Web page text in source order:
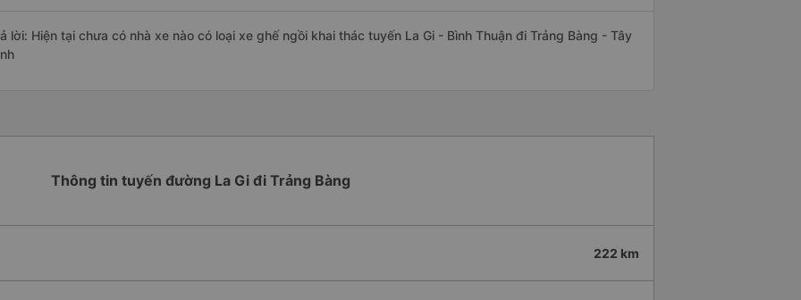
lời: Hiện tại chưa có nhà xe nào có loại xe ghế ngồi khai thác tuyến La Gi - Bình Thuận đi Trảng Bàng - Tây
Thông tin tuyến đường La Gi đi Trảng Bàng
222 km